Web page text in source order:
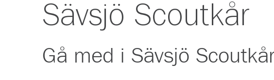
Sävsjö Scoutkår
Gå med i Sävsjö